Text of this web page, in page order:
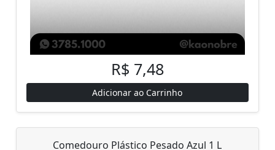
R$ 7,48
Adicionar ao Carrinho
Comedouro Plástico Pesado Azul 1 L